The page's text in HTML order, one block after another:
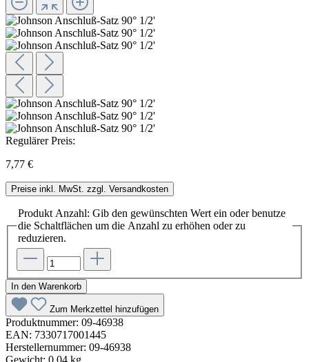
Regulärer Preis:
7,77 €
Preise inkl. MwSt. zzgl. Versandkosten
Produkt Anzahl: Gib den gewünschten Wert ein oder benutze
die Schaltflächen um die Anzahl zu erhöhen oder zu
reduzieren.
In den Warenkorb
Zum Merkzettel hinzufügen
Produktnummer: 09-46938
EAN: 7330717001445
Herstellernummer: 09-46938